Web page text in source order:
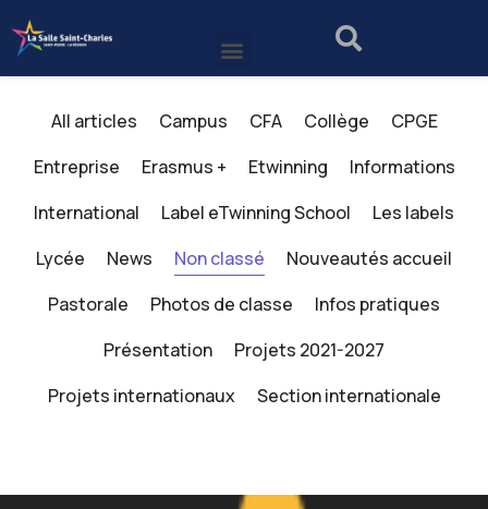
All articles Campus CFA Collège
CPGE
Entreprise
Erasmus + Etwinning
Informations
International
Label eTwinning School
Les labels
Lycée
News Non classé
Nouveautés accueil
Pastorale
Photos de classe
Infos pratiques
Présentation
Projets 2021-2027
Projets internationaux
Section internationale